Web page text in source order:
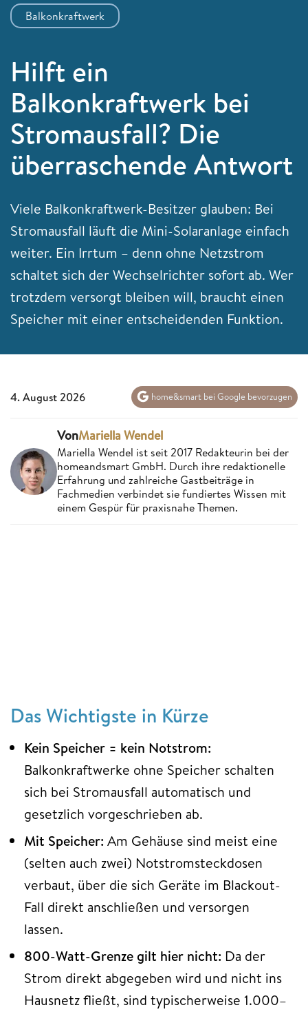
Balkonkraftwerk
Hilft ein
Balkonkraftwerk bei
Stromausfall? Die
überraschende Antwort
Viele Balkonkraftwerk-Besitzer glauben: Bei
Stromausfall läuft die Mini-Solaranlage einfach
weiter. Ein Irrtum – denn ohne Netzstrom
schaltet sich der Wechselrichter sofort ab. Wer
trotzdem versorgt bleiben will, braucht einen
Speicher mit einer entscheidenden Funktion.
4. August 2026 home&smart bei Google bevorzugen
VonMariella Wendel
Mariella Wendel ist seit 2017 Redakteurin bei der
homeandsmart GmbH. Durch ihre redaktionelle
Erfahrung und zahlreiche Gastbeiträge in
Fachmedien verbindet sie fundiertes Wissen mit
einem Gespür für praxisnahe Themen.
Das Wichtigste in Kürze
Kein Speicher = kein Notstrom:
Balkonkraftwerke ohne Speicher schalten
sich bei Stromausfall automatisch und
gesetzlich vorgeschrieben ab.
Mit Speicher: Am Gehäuse sind meist eine
(selten auch zwei) Notstromsteckdosen
verbaut, über die sich Geräte im Blackout-
Fall direkt anschließen und versorgen
lassen.
800-Watt-Grenze gilt hier nicht: Da der
Strom direkt abgegeben wird und nicht ins
Hausnetz fließt, sind typischerweise 1.000–